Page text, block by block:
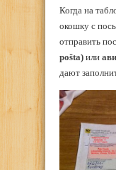
Когда на
окошку с
отправить
pošta) или
дают